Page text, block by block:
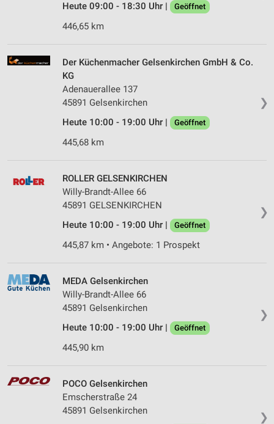
Heute 09:00 - 18:30 Uhr |
Geöffnet
446,65 km
❯
Der Küchenmacher Gelsenkirchen GmbH & Co.
KG
Adenauerallee 137
45891 Gelsenkirchen
Heute 10:00 - 19:00 Uhr |
Geöffnet
445,68 km
❯
ROLLER GELSENKIRCHEN
Willy-Brandt-Allee 66
45891 GELSENKIRCHEN
Heute 10:00 - 19:00 Uhr |
Geöffnet
445,87 km • Angebote: 1 Prospekt
❯
MEDA Gelsenkirchen
Willy-Brandt-Allee 66
45891 Gelsenkirchen
Heute 10:00 - 19:00 Uhr |
Geöffnet
445,90 km
❯
POCO Gelsenkirchen
Emscherstraße 24
45891 Gelsenkirchen